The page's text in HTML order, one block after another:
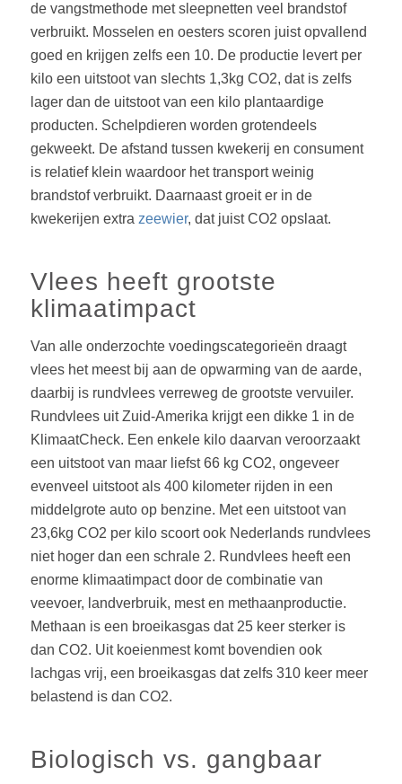
de vangstmethode met sleepnetten veel brandstof
verbruikt. Mosselen en oesters scoren juist opvallend
goed en krijgen zelfs een 10. De productie levert per
kilo een uitstoot van slechts 1,3kg CO2, dat is zelfs
lager dan de uitstoot van een kilo plantaardige
producten. Schelpdieren worden grotendeels
gekweekt. De afstand tussen kwekerij en consument
is relatief klein waardoor het transport weinig
brandstof verbruikt. Daarnaast groeit er in de
kwekerijen extra zeewier, dat juist CO2 opslaat.
Vlees heeft grootste
klimaatimpact
Van alle onderzochte voedingscategorieën draagt
vlees het meest bij aan de opwarming van de aarde,
daarbij is rundvlees verreweg de grootste vervuiler.
Rundvlees uit Zuid-Amerika krijgt een dikke 1 in de
KlimaatCheck. Een enkele kilo daarvan veroorzaakt
een uitstoot van maar liefst 66 kg CO2, ongeveer
evenveel uitstoot als 400 kilometer rijden in een
middelgrote auto op benzine. Met een uitstoot van
23,6kg CO2 per kilo scoort ook Nederlands rundvlees
niet hoger dan een schrale 2. Rundvlees heeft een
enorme klimaatimpact door de combinatie van
veevoer, landverbruik, mest en methaanproductie.
Methaan is een broeikasgas dat 25 keer sterker is
dan CO2. Uit koeienmest komt bovendien ook
lachgas vrij, een broeikasgas dat zelfs 310 keer meer
belastend is dan CO2.
Biologisch vs. gangbaar